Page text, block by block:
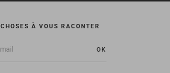
À VOUS RACONTER
OK